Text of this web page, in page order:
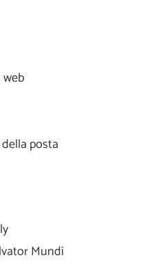
posta
Mundi